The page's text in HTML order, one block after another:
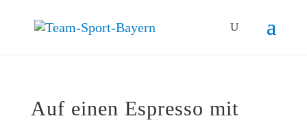
Auf einen Espres­so mit